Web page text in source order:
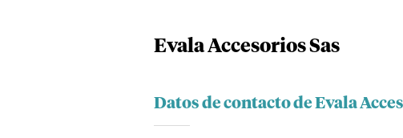
Evala Accesorios Sas
Datos de contacto de Evala